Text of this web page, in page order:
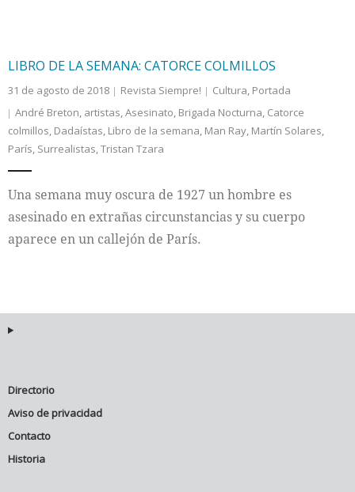
Nacional
Colaboradores
Cultura
LIBRO DE LA SEMANA: CATORCE COLMILLOS
31 de agosto de 2018 Revista Siempre! Cultura, Portada
André Breton, artistas,Asesinato, Brigada Nocturna, Catorce
colmillos, Dadaístas, Libro de la semana, Man Ray, Martín Solares,
París, Surrealistas,Tristan Tzara
Una semana muy oscura de 1927 un hombre es
asesinado en extrañas circunstancias y su cuerpo
aparece en un callejón de París.
Directorio
Aviso de privacidad
Contacto
Historia